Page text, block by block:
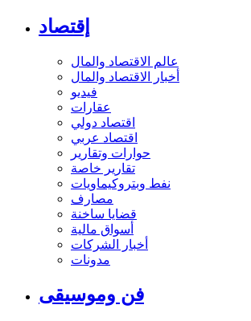
إقتصاد
عالم الاقتصاد والمال
أخبار الاقتصاد والمال
فيديو
عقارات
اقتصاد دولي
اقتصاد عربي
حوارات وتقارير
تقارير خاصة
نفط وبتروكيماويات
مصارف
قضايا ساخنة
أسواق مالية
أخبار الشركات
مدونات
فن وموسيقى